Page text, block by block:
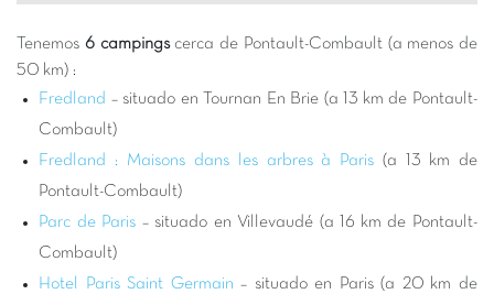
optar por unas vacaciones exitosas donde la relajación y la
diversión están garantizadas. Nuestros campings están
diseñados para la felicidad de toda la familia, con
espectaculares
podrán relajarse junto al agua o participar en nuestras
numerosas actividades. Es la oportunidad perfecta para
recargar energías en plena naturaleza, teniendo al mismo
tiempo un fácil acceso a las principales atracciones de la
Tenemos 6 campingscerca de Pontault-Combault (a menos de
50 km) :
Fredland – situado en Tournan En Brie (a 13 km de Pontault-
Combault)
Fredland : Maisons dans les arbres à Paris(a 13 km de
Pontault-Combault)
Parc de Paris – situado en Villevaudé (a 16 km de Pontault-
Combault)
Hotel Paris Saint Germain– situado en Paris (a 20 km de